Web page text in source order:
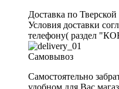
Доставка по Тверской
Условия доставки
телефону( раздел
Самовывоз
Самостоятельно
удобном для Вас